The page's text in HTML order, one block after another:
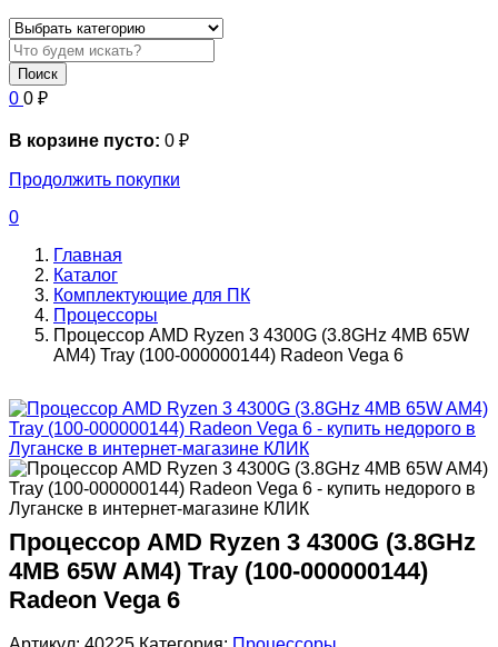
Поиск
0 0 ₽
В корзине пусто: 0 ₽
Продолжить покупки
0
Главная
Каталог
Комплектующие для ПК
Процессоры
Процессор AMD Ryzen 3 4300G (3.8GHz 4MB 65W
AM4) Tray (100-000000144) Radeon Vega 6
Процессор AMD Ryzen 3 4300G (3.8GHz
4MB 65W AM4) Tray (100-000000144)
Radeon Vega 6